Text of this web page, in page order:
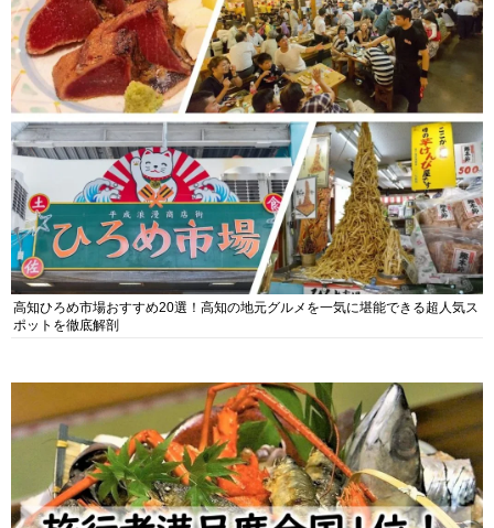
高知ひろめ市場おすすめ20選！高知の地元グルメを一気に堪能できる超人気ス
ポットを徹底解剖